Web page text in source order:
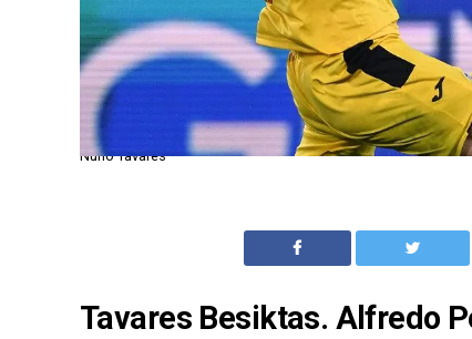
Nuno Tavares
Tavares Besiktas. Alfredo